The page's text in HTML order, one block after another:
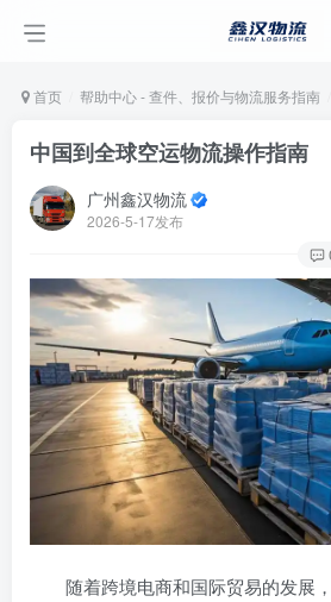
首页 帮助中心 - 查件、报价与物流服务指南
中国到全球空运物流操作指南
广州鑫汉物流
2026-5-17发布
随着跨境电商和国际贸易的发展